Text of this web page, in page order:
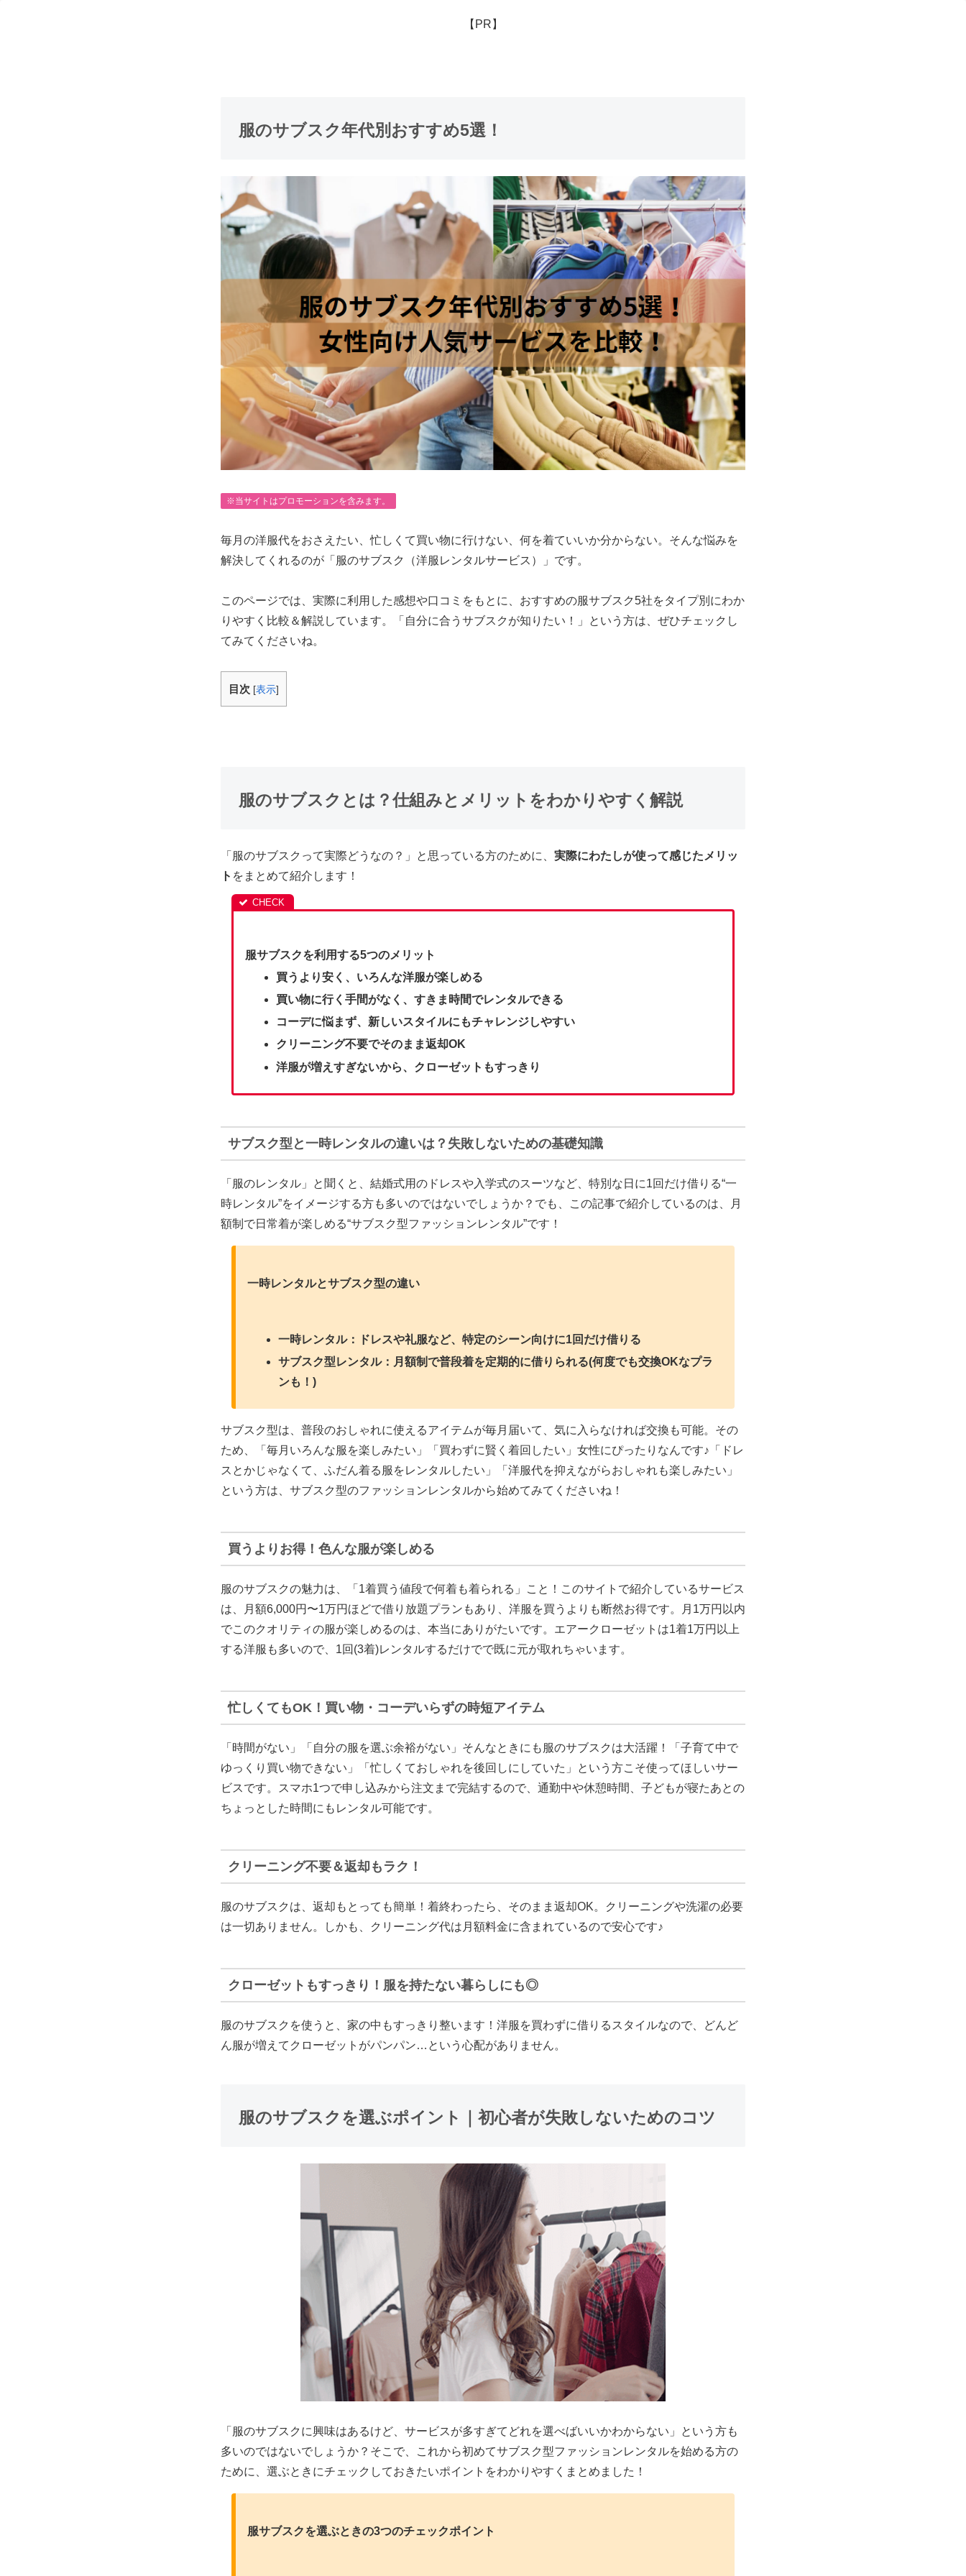
【PR】
服のサブスク年代別おすすめ5選！
※当サイトはプロモーションを含みます。
毎月の洋服代をおさえたい、忙しくて買い物に行けない、何を着ていいか分からない。 そんな悩みを
解決してくれるのが「服のサブスク（洋服レンタルサービス）」です。
このページでは、実際に利用した感想や口コミをもとに、 おすすめの服サブスク5社をタイプ別にわか
りやすく比較＆解説 しています。「自分に合うサブスクが知りたい！」という方は、ぜひチェックし
てみてくださいね。
目次 [表示]
服のサブスクとは？仕組みとメリットをわかりやすく解説
「服のサブスクって実際どうなの？」と思っている方のために、 実際にわたしが使って感じたメリッ
ト をまとめて紹介します！
服サブスクを利用する5つのメリット
買うより安く、いろんな洋服が楽しめる
買い物に行く手間がなく、すきま時間でレンタルできる
コーデに悩まず、新しいスタイルにもチャレンジしやすい
クリーニング不要でそのまま返却OK
洋服が増えすぎないから、クローゼットもすっきり
サブスク型と一時レンタルの違いは？失敗しないための基礎知識
「服のレンタル」と聞くと、結婚式用のドレスや入学式のスーツなど、特別な日に1回だけ借りる“一
時レンタル”をイメージする方も多いのではないでしょうか？でも、この記事で紹介しているのは、
月
額制で日常着が楽しめる“サブスク型ファッションレンタル”です！
一時レンタルとサブスク型の違い
一時レンタル：ドレスや礼服など、特定のシーン向けに1回だけ借りる
サブスク型レンタル：月額制で普段着を定期的に借りられる(何度でも交換OKなプラ
ンも！)
サブスク型は、普段のおしゃれに使えるアイテムが毎月届いて、気に入らなければ交換も可能。その
ため、「毎月いろんな服を楽しみたい」「買わずに賢く着回したい」女性にぴったりなんです♪「ドレ
スとかじゃなくて、ふだん着る服をレンタルしたい」「洋服代を抑えながらおしゃれも楽しみたい」
という方は、サブスク型のファッションレンタルから始めてみてくださいね！
買うよりお得！色んな服が楽しめる
服のサブスクの魅力は、「1着買う値段で何着も着られる」こと！ このサイトで紹介しているサービス
は、月額6,000円〜1万円ほどで借り放題プランもあり、洋服を買うよりも断然お得です。
月1万円以内
でこのクオリティの服が楽しめるのは、本当にありがたいです。 エアークローゼットは1着1万円以上
する洋服も多いので、1回(3着)レンタルするだけでで既に元が取れちゃいます。
忙しくてもOK！買い物・コーデいらずの時短アイテム
「時間がない」「自分の服を選ぶ余裕がない」そんなときにも服のサブスクは大活躍！
「子育て中で
ゆっくり買い物できない」「忙しくておしゃれを後回しにしていた」という方こそ使ってほしいサー
ビスです。スマホ1つで申し込みから注文まで完結するので、通勤中や休憩時間、子どもが寝たあとの
ちょっとした時間にもレンタル可能です。
クリーニング不要＆返却もラク！
服のサブスクは、返却もとっても簡単！ 着終わったら、そのまま返却OK。クリーニングや洗濯の必要
は一切ありません。しかも、クリーニング代は月額料金に含まれているので安心です♪
クローゼットもすっきり！服を持たない暮らしにも◎
服のサブスクを使うと、家の中もすっきり整います！ 洋服を買わずに借りるスタイルなので、どんど
ん服が増えてクローゼットがパンパン…という心配がありません。
服のサブスクを選ぶポイント｜初心者が失敗しないためのコツ
「服のサブスクに興味はあるけど、サービスが多すぎてどれを選べばいいかわからない」という方も
多いのではないでしょうか？そこで、これから初めてサブスク型ファッションレンタルを始める方の
ために、選ぶときにチェックしておきたいポイントをわかりやすくまとめました！
服サブスクを選ぶときの3つのチェックポイント